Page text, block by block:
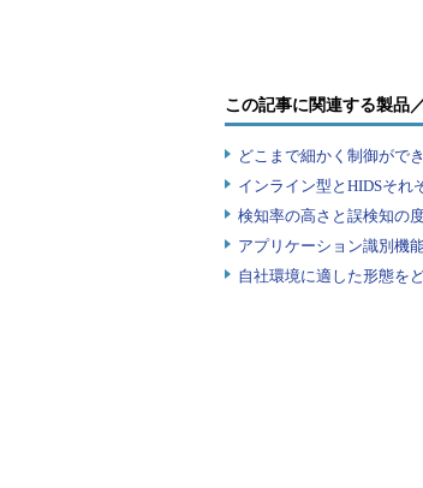
この記事に関連する製品
どこまで細かく制御がで
インライン型とHIDSそれ
検知率の高さと誤検知の
アプリケーション識別機
自社環境に適した形態を